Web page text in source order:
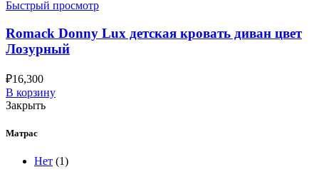
Быстрый просмотр
Romack Donny Lux детская кровать диван цвет
Лозурный
₽16,300
В корзину
Закрыть
Матрас
Нет (1)